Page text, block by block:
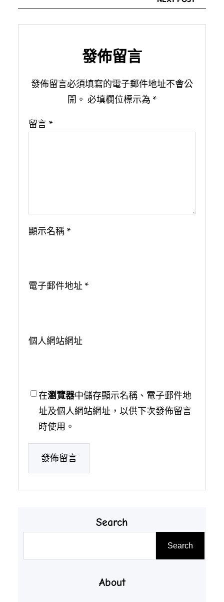
發佈留言
發佈留言必須填寫的電子郵件地址不會公
開。 必填欄位標示為 *
留言 *
顯示名稱 *
電子郵件地址 *
個人網站網址
在瀏覽器中儲存顯示名稱、電子郵件地
址及個人網站網址，以供下次發佈留言
時使用。
Search
Search
About